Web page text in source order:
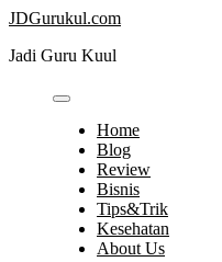
Skip
content
JDGurukul.com
Jadi Guru Kuul
Home
Blog
Review
Bisnis
Tips&Trik
Kesehatan
About Us